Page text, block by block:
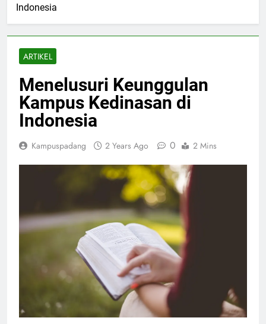
Indonesia
ARTIKEL
Menelusuri Keunggulan
Kampus Kedinasan di
Indonesia
Kampuspadang 2 Years Ago 0 2 Mins